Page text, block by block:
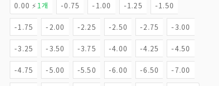
0.00 ⚡ 1개 -0.75 -1.00 -1.25 -1.50
-1.75 -2.00 -2.25 -2.50 -2.75 -3.00
-3.25 -3.50 -3.75 -4.00 -4.25 -4.50
-4.75 -5.00 -5.50 -6.00 -6.50 -7.00